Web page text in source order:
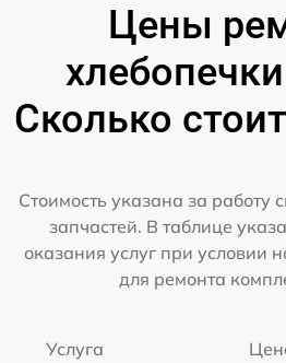
Цены
Сколько
Стоимость указана за работу
запчастей. В таблице
оказания услуг при условии
для ремонта
Услуга